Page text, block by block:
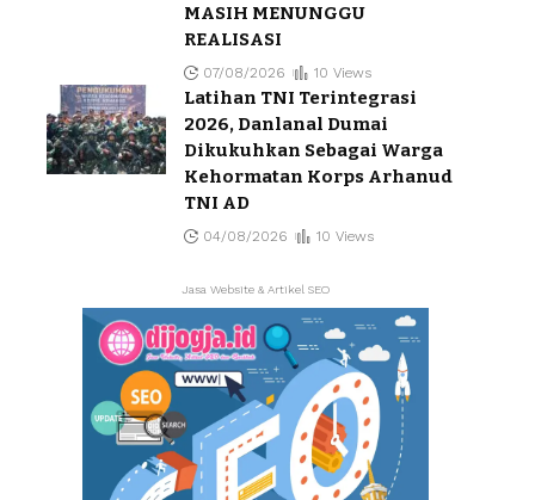
MASIH MENUNGGU
REALISASI
07/08/2026 10 Views
Latihan TNI Terintegrasi
2026, Danlanal Dumai
Dikukuhkan Sebagai Warga
Kehormatan Korps Arhanud
TNI AD
04/08/2026 10 Views
Jasa Website & Artikel SEO